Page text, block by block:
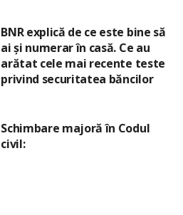
BNR explică de ce este bine să
ai și numerar în casă. Ce au
arătat cele mai recente teste
privind securitatea băncilor
Schimbare majoră în Codul
civil: